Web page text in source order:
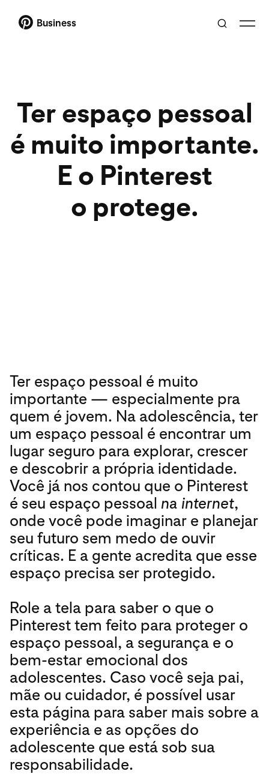
Business
Ter espaço pessoal
é muito importante.
E o Pinterest
o protege.
Ter espaço pessoal é muito
importante — especialmente pra
quem é jovem. Na adolescência, ter
um espaço pessoal é encontrar um
lugar seguro para explorar, crescer
e descobrir a própria identidade.
Você já nos contou que o Pinterest
é seu espaço pessoal na internet,
onde você pode imaginar e planejar
seu futuro sem medo de ouvir
críticas. E a gente acredita que esse
espaço precisa ser protegido.
Role a tela para saber o que o
Pinterest tem feito para proteger o
espaço pessoal, a segurança e o
bem-estar emocional dos
adolescentes. Caso você seja pai,
mãe ou cuidador, é possível usar
esta página para saber mais sobre a
experiência e as opções do
adolescente que está sob sua
responsabilidade.